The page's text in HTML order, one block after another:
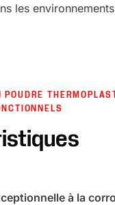
les
à la